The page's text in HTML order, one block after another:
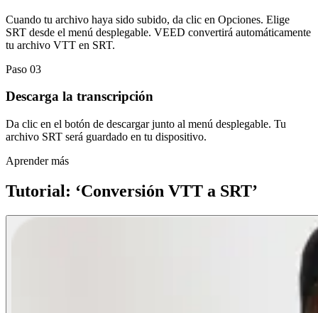
Cuando tu archivo haya sido subido, da clic en Opciones. Elige
SRT desde el menú desplegable. VEED convertirá automáticamente
tu archivo VTT en SRT.
Paso 03
Descarga la transcripción
Da clic en el botón de descargar junto al menú desplegable. Tu
archivo SRT será guardado en tu dispositivo.
Aprender más
Tutorial: ‘Conversión VTT a SRT’